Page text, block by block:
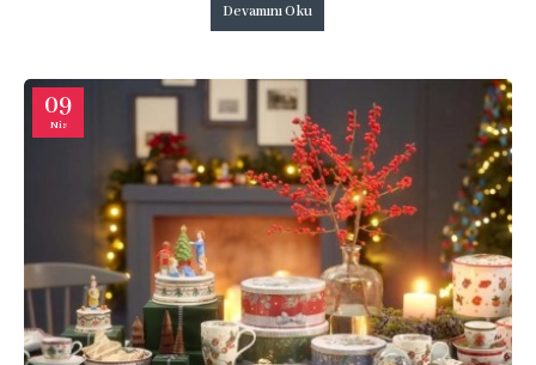
Devamını Oku
09
Nis